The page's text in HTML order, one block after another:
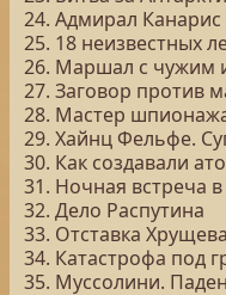
24. Адмирал Канарис
25. 18 неизвестных
26. Маршал с чужим
27. Заговор против
28. Мастер
29. Хайнц Фельфе.
30. Как создавали
31. Ночная встреча
32. Дело Распутина
33. Отставка Хрущева
34. Катастрофа под
35. Муссолини.